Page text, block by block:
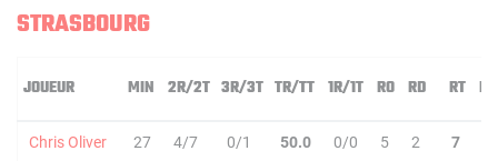
STRASBOURG
JOUEUR MIN 2R/2T 3R/3T TR/TT 1R/1T RO RD RT PD
Chris Oliver 27 4/7 0/1 50.0 0/0 5 2 7